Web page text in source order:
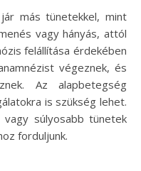
más tünetekkel, mint
vagy hányás, attól
felállítása érdekében
végeznek, és
Az alapbetegség
is szükség lehet.
súlyosabb tünetek
forduljunk.